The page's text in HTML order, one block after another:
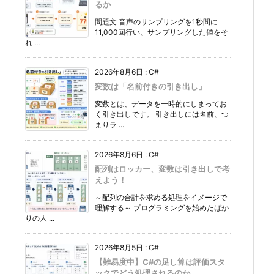
るか
問題文 音声のサンプリングを1秒間に
11,000回行い、サンプリングした値をそ
れ ...
2026年8月6日 : C#
変数は「名前付きの引き出し」
変数とは、データを一時的にしまってお
く引き出しです。 引き出しには名前、つ
まりラ ...
2026年8月6日 : C#
配列はロッカー、変数は引き出しで考
えよう！
～配列の合計を求める処理をイメージで
理解する～ プログラミングを始めたばか
りの人 ...
2026年8月5日 : C#
【難易度中】C#の足し算は評価スタ